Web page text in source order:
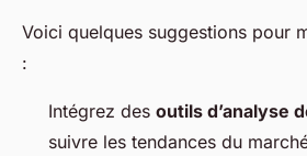
Voici quelques suggestions pour
:
Intégrez des outils d’analyse
suivre les tendances du